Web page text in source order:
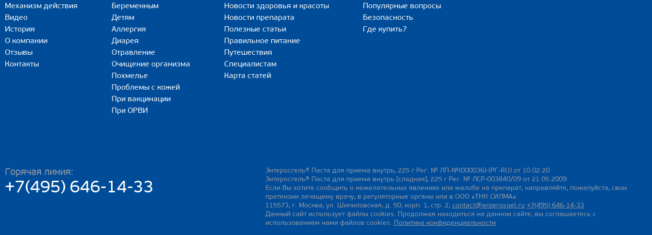
Механизм действия
Видео
История
О компании
Отзывы
Контакты
Беременным
Детям
Аллергия
Диарея
Отравление
Очищение организма
Похмелье
Проблемы с кожей
При вакцинации
При ОРВИ
Новости здоровья и красоты
Новости препарата
Полезные статьи
Правильное питание
Путешествия
Специалистам
Карта статей
Популярные вопросы
Безопасность
Где купить?
Горячая линия:
+7(495) 646-14-33
Энтеросгель® Паста для приема внутрь, 225 г Рег. № ЛП-№(000036)-(РГ-RU) от 10.02.20
Энтеросгель® Паста для приема внутрь [сладкая], 225 г Рег. № ЛСР-003840/09 от 21.05.2009
Если Вы хотите сообщить о нежелательных явлениях или жалобе на препарат, направляйте, пожалуйста, свои
претензии лечащему врачу, в регуляторные органы или в ООО «ТНК СИЛМА»:
115573, г. Москва, ул. Шипиловская, д. 50, корп. 1, стр. 2, contact@enterosgel.ru +7(495) 646-14-33
Данный сайт использует файлы cookies. Продолжая находиться на данном сайте, вы соглашаетесь с
использованием нами файлов cookies. Политика конфиденциальности